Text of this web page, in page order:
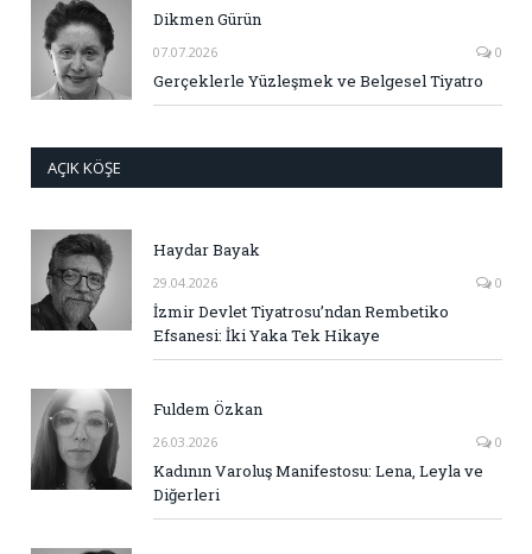
Dikmen Gürün
07.07.2026 0
Gerçeklerle Yüzleşmek ve Belgesel Tiyatro
AÇIK KÖŞE
Haydar Bayak
29.04.2026 0
İzmir Devlet Tiyatrosu’ndan Rembetiko
Efsanesi: İki Yaka Tek Hikaye
Fuldem Özkan
26.03.2026 0
Kadının Varoluş Manifestosu: Lena, Leyla ve
Diğerleri